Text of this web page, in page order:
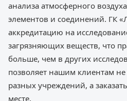
анализа атмосферного
элементов и соединений. ГК
аккредитацию на
загрязняющих веществ, что
больше, чем в других
позволяет нашим клиентам
разных учреждений, а
месте.